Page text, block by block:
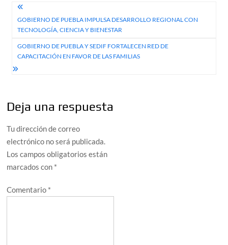
Navegación
de
entradas
GOBIERNO DE PUEBLA IMPULSA DESARROLLO REGIONAL CON
TECNOLOGÍA, CIENCIA Y BIENESTAR
GOBIERNO DE PUEBLA Y SEDIF FORTALECEN RED DE
CAPACITACIÓN EN FAVOR DE LAS FAMILIAS
Deja una respuesta
Tu dirección de correo
electrónico no será publicada.
Los campos obligatorios están
marcados con *
Comentario *